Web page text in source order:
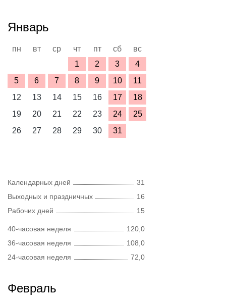
Январь
пн вт ср чт пт сб
вс
1
2 3
4
5
6 7 8 9 10
11
12
13 14 15 16 17
18
19
20 21 22 23 24
25
26
27 28 29 30 31
Календарных дней
31
Выходных и праздничных
16
Рабочих дней
15
40-часовая неделя
120,0
36-часовая неделя
108,0
24-часовая неделя
72,0
Февраль